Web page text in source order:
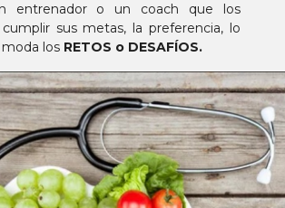
entrenador o un coach que los
sus metas, la preferencia, lo
los RETOS o DESAFÍOS.